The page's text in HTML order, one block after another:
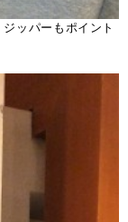
ッパーもポイント